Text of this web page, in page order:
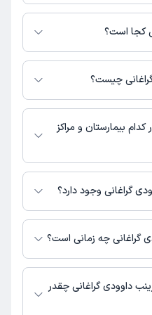
لازم است با مطب تماس
کجا است؟
فعال دارند. آدرس مطب‌های زینب داوودی گراغانی
چیست؟
بیمارستان و مراکز
در مراکز درمانی در دسترس
گراغانی وجود دارد؟
توسط زینب داوودی گراغانی در
لطفاً با مطب تماس بگیرید.
گراغانی چه زمانی است؟
داوودی گراغانی چقدر